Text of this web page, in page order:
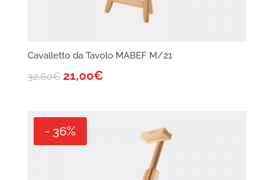
Cavalletto da Tavolo MABEF M/21
32,60€ 21,00€
- 36%